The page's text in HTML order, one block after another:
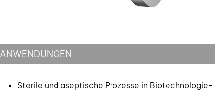
ANWENDUNGEN
Sterile und aseptische Prozesse in Biotechnologie-